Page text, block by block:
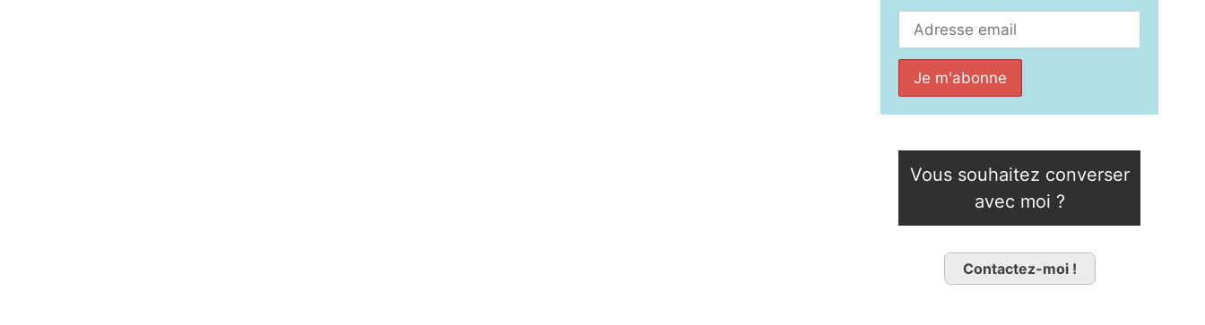
Vous souhaitez converser
avec moi ?
Contactez-moi !